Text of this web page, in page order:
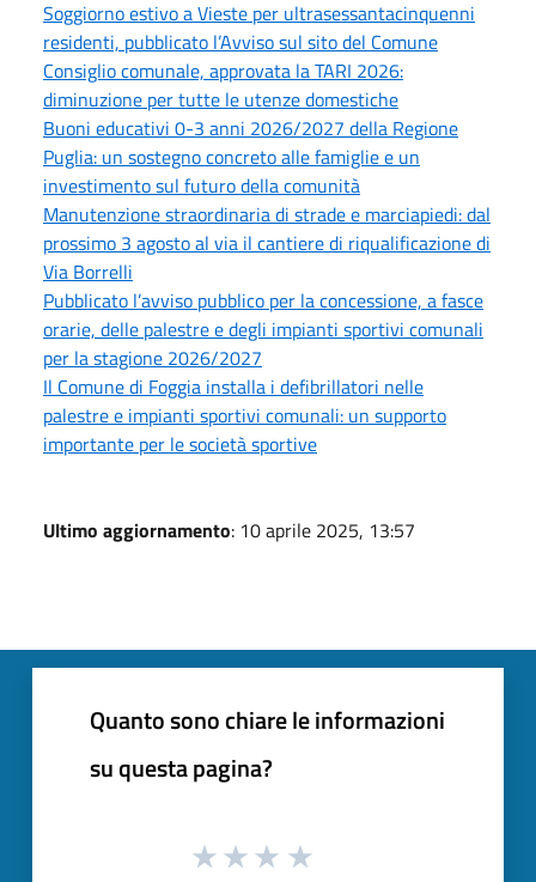
Soggiorno estivo a Vieste per ultrasessantacinquenni
residenti, pubblicato l’Avviso sul sito del Comune
Consiglio comunale, approvata la TARI 2026:
diminuzione per tutte le utenze domestiche
Buoni educativi 0-3 anni 2026/2027 della Regione
Puglia: un sostegno concreto alle famiglie e un
investimento sul futuro della comunità
Manutenzione straordinaria di strade e marciapiedi: dal
prossimo 3 agosto al via il cantiere di riqualificazione di
Via Borrelli
Pubblicato l’avviso pubblico per la concessione, a fasce
orarie, delle palestre e degli impianti sportivi comunali
per la stagione 2026/2027
Il Comune di Foggia installa i defibrillatori nelle
palestre e impianti sportivi comunali: un supporto
importante per le società sportive
Ultimo aggiornamento: 10 aprile 2025, 13:57
Quanto sono chiare le informazioni
su questa pagina?